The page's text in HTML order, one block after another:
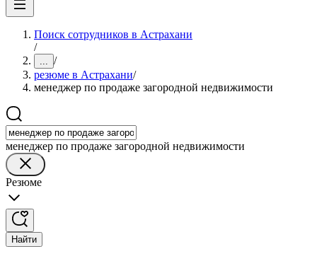
Поиск сотрудников в Астрахани
/
... /
резюме в Астрахани/
менеджер по продаже загородной недвижимости
менеджер по продаже загородной недвижимости
Резюме
Найти